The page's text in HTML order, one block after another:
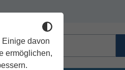
davon
ermöglichen,